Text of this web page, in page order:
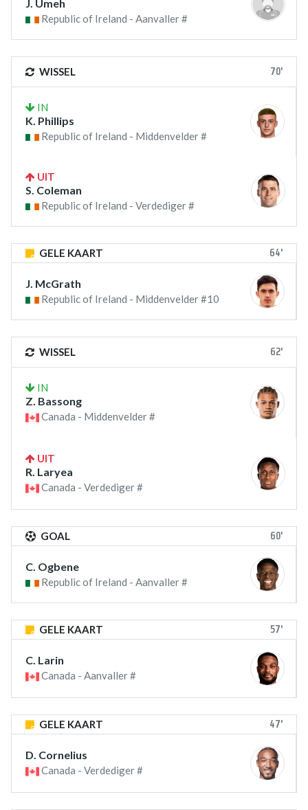
J. Umeh
Republic of Ireland - Aanvaller #
WISSEL 70'
IN
K. Phillips
Republic of Ireland - Middenvelder #
UIT
S. Coleman
Republic of Ireland - Verdediger #
GELE KAART 64'
J. McGrath
Republic of Ireland - Middenvelder #10
WISSEL 62'
IN
Z. Bassong
Canada - Middenvelder #
UIT
R. Laryea
Canada - Verdediger #
GOAL 60'
C. Ogbene
Republic of Ireland - Aanvaller #
GELE KAART 57'
C. Larin
Canada - Aanvaller #
GELE KAART 47'
D. Cornelius
Canada - Verdediger #